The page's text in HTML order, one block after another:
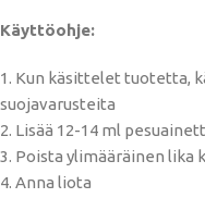
Käyttöohje:
1. Kun käsittelet tuotetta,
suojavarusteita
2. Lisää 12-14 ml
3. Poista ylimääräinen lika
4. Anna liota